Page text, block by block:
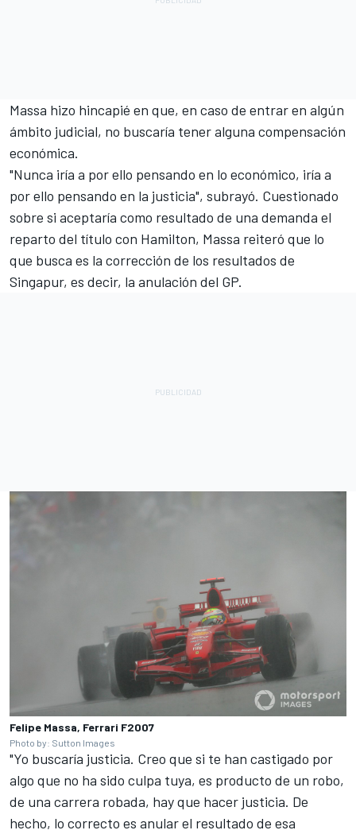
Massa hizo hincapié en que, en caso de entrar en algún
ámbito judicial, no buscaría tener alguna compensación
económica.
"Nunca iría a por ello pensando en lo económico, iría a
por ello pensando en la justicia", subrayó. Cuestionado
sobre si aceptaría como resultado de una demanda el
reparto del título con Hamilton, Massa reiteró que lo
que busca es la corrección de los resultados de
Singapur, es decir, la anulación del GP.
Felipe Massa, Ferrari F2007
Photo by: Sutton Images
"Yo buscaría justicia. Creo que si te han castigado por
algo que no ha sido culpa tuya, es producto de un robo,
de una carrera robada, hay que hacer justicia. De
hecho, lo correcto es anular el resultado de esa